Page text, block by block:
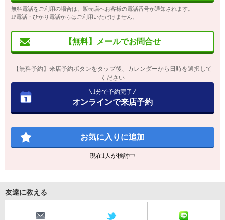
無料電話をご利用の場合は、販売店へお客様の電話番号が通知されます。
IP電話・ひかり電話からはご利用いただけません。
【無料】メールでお問合せ
【無料予約】来店予約ボタンをタップ後、カレンダーから日時を選択して
ください
1分で予約完了
オンラインで来店予約
お気に入りに追加
現在1 人が検討中
友達に教える